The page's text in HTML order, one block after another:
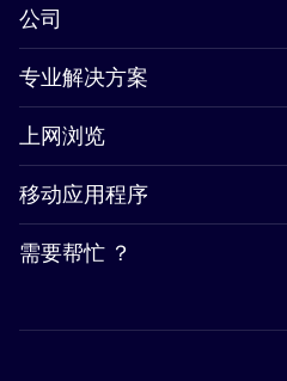
公司
专业解决方案
上网浏览
移动应用程序
需要帮忙 ？